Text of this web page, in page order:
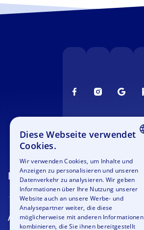
Navigation
Startseite
Anfrage
Anlässe
GERMAN
SPANISH
ITALIAN
Diese Webseite verwendet
Cookies.
Wir verwenden Cookies, um Inhalte und
Anzeigen zu personalisieren und unseren
Datenverkehr zu analysieren. Wir geben
Informationen über Ihre Nutzung unserer
Website auch an unsere Werbe- und
Analysepartner weiter, die diese
möglicherweise mit anderen Informationen
kombinieren, die Sie ihnen bereitgestellt